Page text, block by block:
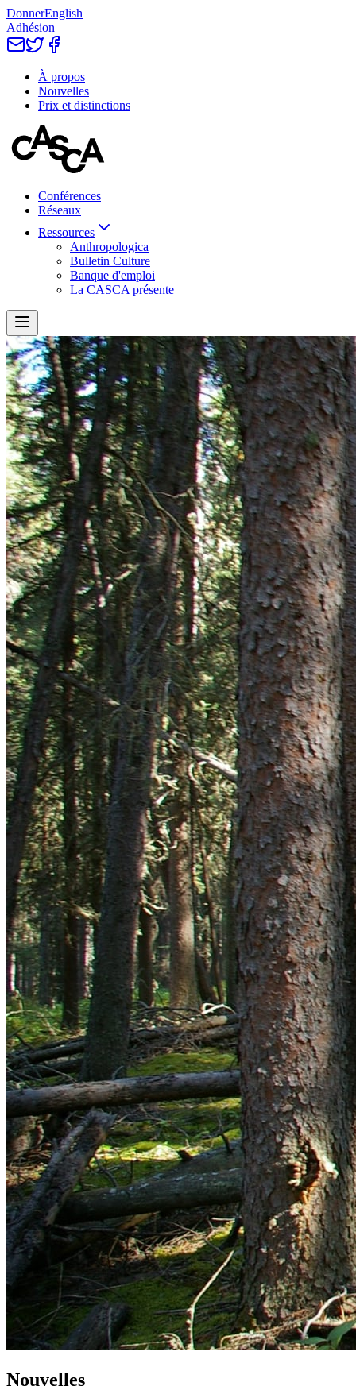
DonnerEnglish
Adhésion
À propos
Nouvelles
Prix et distinctions
Conférences
Réseaux
Ressources
Anthropologica
Bulletin Culture
Banque d'emploi
La CASCA présente
Nouvelles